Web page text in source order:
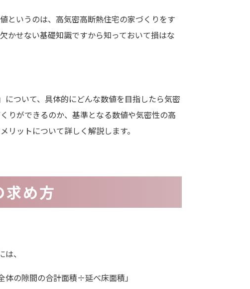
というのは、高気密高断熱住宅の家づくりをす
かせない基礎知識ですから知っておいて損はな
について、具体的にどんな数値を目指したら気密
りができるのか、基準となる数値や気密性の高
リットについて詳しく解説します。
求め方
、
体の隙間の合計面積÷延べ床面積」